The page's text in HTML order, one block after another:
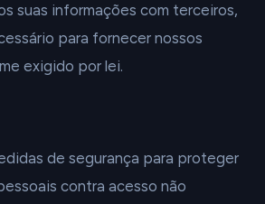
suas informações com terceiros,
para fornecer nossos
exigido por lei.
de segurança para proteger
contra acesso não